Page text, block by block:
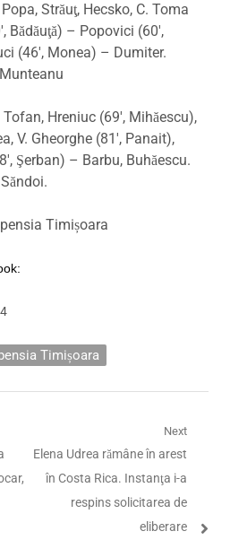
Străuţ, Hecsko, C. Toma
Bădăuţă) – Popovici (60′,
(46′, Monea) – Dumiter.
Hreniuc (69′, Mihăescu),
V. Gheorghe (81′, Panait),
Şerban) – Barbu, Buhăescu.
Timișoara
Timișoara
Next
Next
post:
Elena Udrea rămâne în arest
în Costa Rica. Instanţa i-a
respins solicitarea de
eliberare